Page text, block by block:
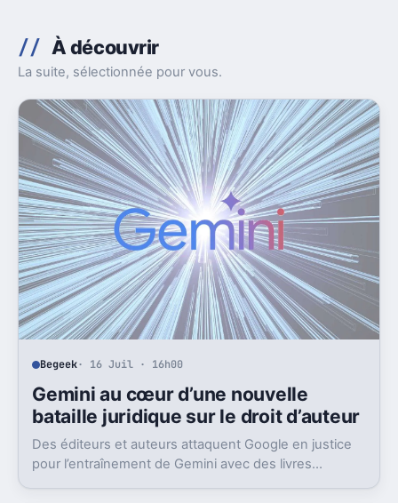
À découvrir
La suite, sélectionnée pour vous.
Begeek· 16 Juil · 16h00
Gemini au cœur d’une nouvelle
bataille juridique sur le droit d’auteur
Des éditeurs et auteurs attaquent Google en justice
pour l’entraînement de Gemini avec des livres